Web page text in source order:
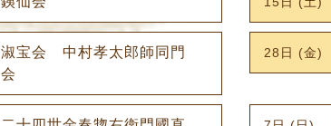
淑宝会 中村孝太郎師同門
会
28日 (金)